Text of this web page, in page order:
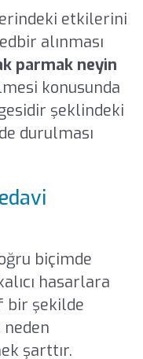
etkilerini
alınması
parmak neyin
konusunda
şeklindeki
durulması
biçimde
hasarlara
bir şekilde
şarttır.